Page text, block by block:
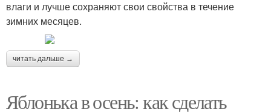
влаги и лучше сохраняют свои свойства в течение
зимних месяцев.
читать дальше →
Яблонька в осень: как сделать